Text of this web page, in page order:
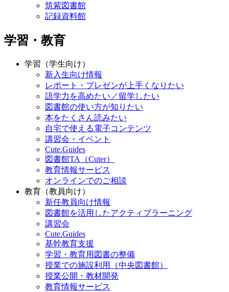
筑紫図書館
記録資料館
学習・教育
学習（学生向け）
新入生向け情報
レポート・プレゼンが上手くなりたい
語学力を高めたい／留学したい
図書館の使い方が知りたい
本をたくさん読みたい
自宅で使える電子コンテンツ
講習会・イベント
Cute.Guides
図書館TA（Cuter）
教育情報サービス
オンラインでのご相談
教育（教員向け）
新任教員向け情報
図書館を活用したアクティブラーニング
講習会
Cute.Guides
基幹教育支援
学習・教育用図書の整備
授業での施設利用（中央図書館）
授業公開・教材開発
教育情報サービス